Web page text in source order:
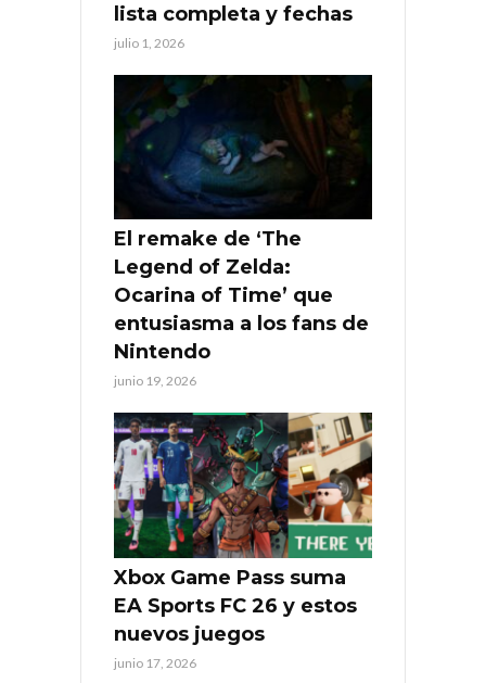
lista completa y fechas
julio 1, 2026
El remake de ‘The
Legend of Zelda:
Ocarina of Time’ que
entusiasma a los fans de
Nintendo
junio 19, 2026
Xbox Game Pass suma
EA Sports FC 26 y estos
nuevos juegos
junio 17, 2026